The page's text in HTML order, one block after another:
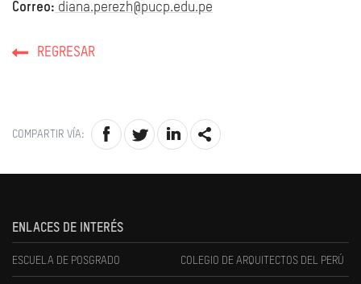
Correo: diana.perezh@pucp.edu.pe
REGRESAR
COMPARTIR VÍA:
ENLACES DE INTERÉS
ESCUELA DE POSGRADO COLEGIO DE ARQUITECTOS DEL PERÚ